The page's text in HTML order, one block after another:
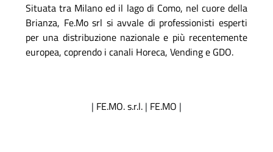
Situata tra Milano ed il lago di Como, nel cuore della
Brianza, Fe.Mo srl si avvale di professionisti esperti
per una distribuzione nazionale e più recentemente
europea, coprendo i canali Horeca, Vending e GDO.
| FE.MO. s.r.l. | FE.MO |